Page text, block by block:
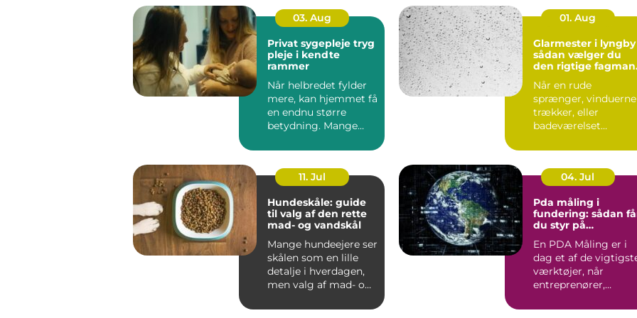
03. Aug
Privat sygepleje tryg
pleje i kendte
rammer
Når helbredet fylder
mere, kan hjemmet få
en endnu større
betydning. Mange
be...
01. Aug
Glarmester i lyngby
sådan vælger du
den rigtige
Når en rude
sprænger, vinduerne
trækker, eller
badeværelset
spejl, er en
11. Jul
Hundeskåle: guide
til valg af den rette
mad- og vandskål
Mange hundeejere ser
skålen som en lille
detalje i hverdagen,
men valg af mad- og
04. Jul
Pda måling i
fundering: sådan
du styr på
En PDA Måling er i
dag et af de
værktøjer, når
entreprenører,
rådgivere vil d...